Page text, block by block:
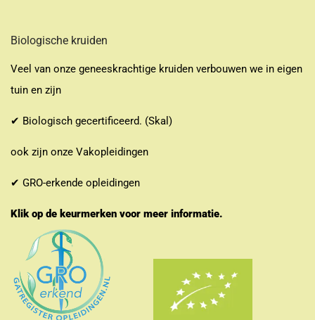
Biologische kruiden
Veel van onze geneeskrachtige kruiden verbouwen we in eigen
tuin en zijn
✔ Biologisch gecertificeerd. (Skal)
ook zijn onze Vakopleidingen
✔ GRO-erkende opleidingen
Klik op de keurmerken voor meer informatie.